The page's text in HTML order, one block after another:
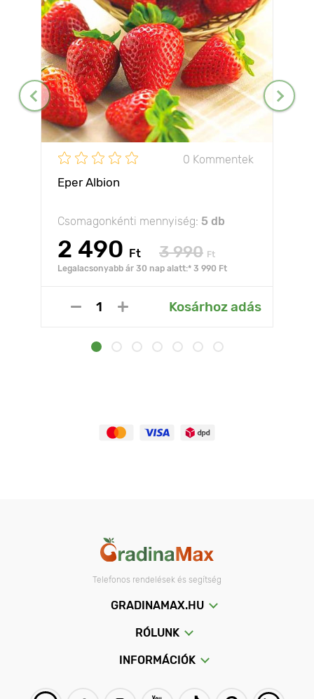
0 Kommentek
Eper Albion
Csomagonkénti mennyiség: 5 db
2 490 Ft 3 990 Ft
Legalacsonyabb ár 30 nap alatt:* 3 990 Ft
Kosárhoz adás
Telefonos rendelések és segítség
GRADINAMAX.HU
RÓLUNK
INFORMÁCIÓK